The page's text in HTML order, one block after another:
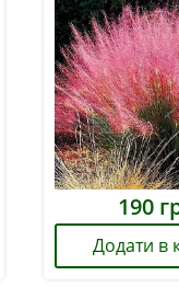
190
Додати в